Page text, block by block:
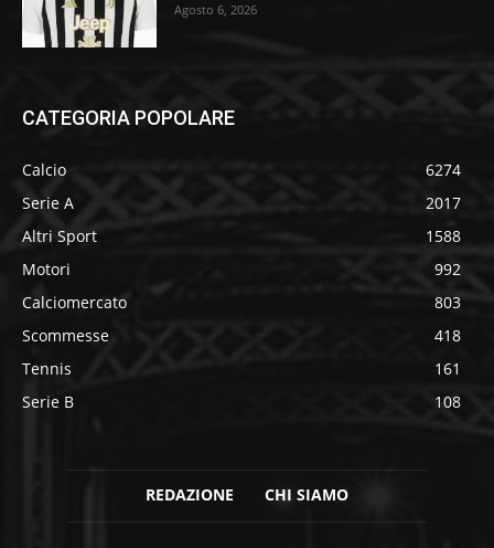
Agosto 6, 2026
CATEGORIA POPOLARE
Calcio
6274
Serie A
2017
Altri Sport
1588
Motori
992
Calciomercato
803
Scommesse
418
Tennis
161
Serie B
108
REDAZIONE CHI SIAMO